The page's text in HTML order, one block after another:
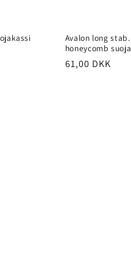
Avalon long stab.
honeycomb suoja
Normaalihinta
61,00 DKK